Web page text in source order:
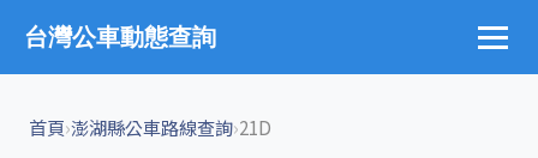
台灣公車動態查詢
首頁›澎湖縣公車路線查詢›21D